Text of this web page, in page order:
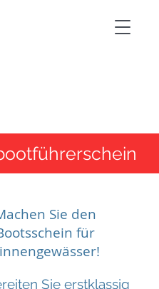
Sie den
für
Sie erstklassig